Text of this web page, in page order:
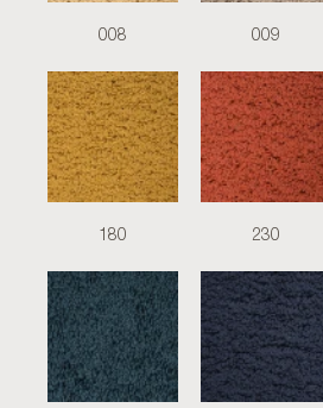
008 009
180 230